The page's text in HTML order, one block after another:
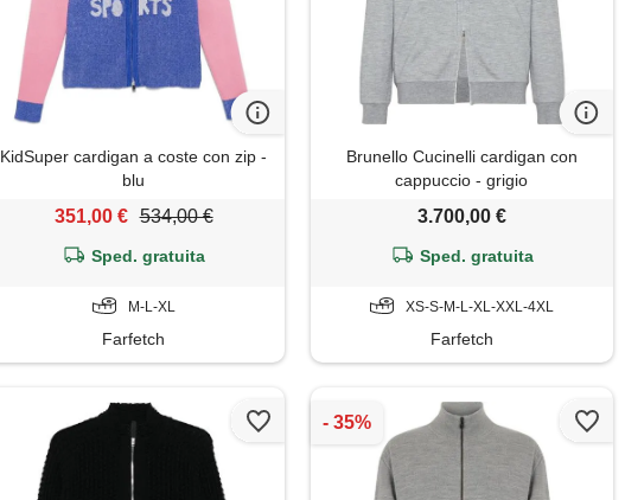
KidSuper cardigan a coste con zip -
blu
351,00 € 534,00 €
Sped. gratuita
M-L-XL
Farfetch
Brunello Cucinelli cardigan con
cappuccio - grigio
3.700,00 €
Sped. gratuita
XS-S-M-L-XL-XXL-4XL
Farfetch